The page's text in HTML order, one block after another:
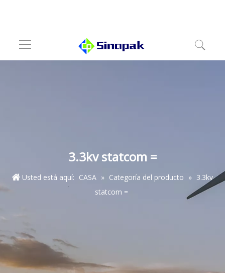
3.3kv statcom =
Usted está aquí: CASA » Categoría del producto » 3.3kv
statcom =